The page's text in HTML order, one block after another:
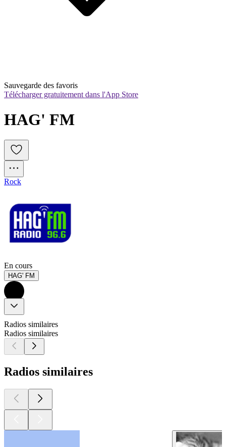
Sauvegarde des favoris
Télécharger gratuitement dans l'App Store
HAG' FM
Rock
En cours
HAG' FM
Radios similaires
Radios similaires
Radios similaires